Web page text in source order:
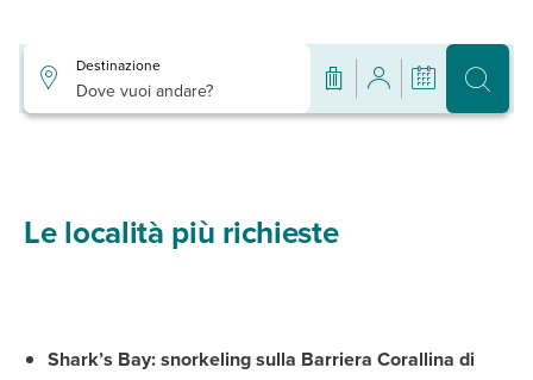
Destinazione
Dove vuoi andare?
Le località più richieste
Shark’s Bay: snorkeling sulla Barriera Corallina di